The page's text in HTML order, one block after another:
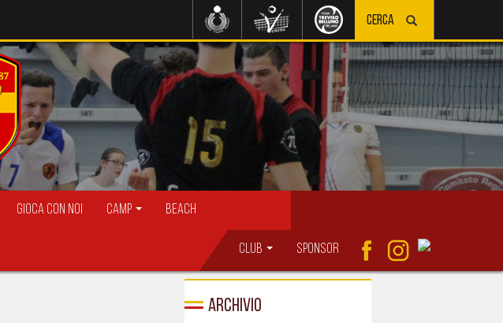
Gioca con Noi Camp Beach
Club Sponsor
Archivio